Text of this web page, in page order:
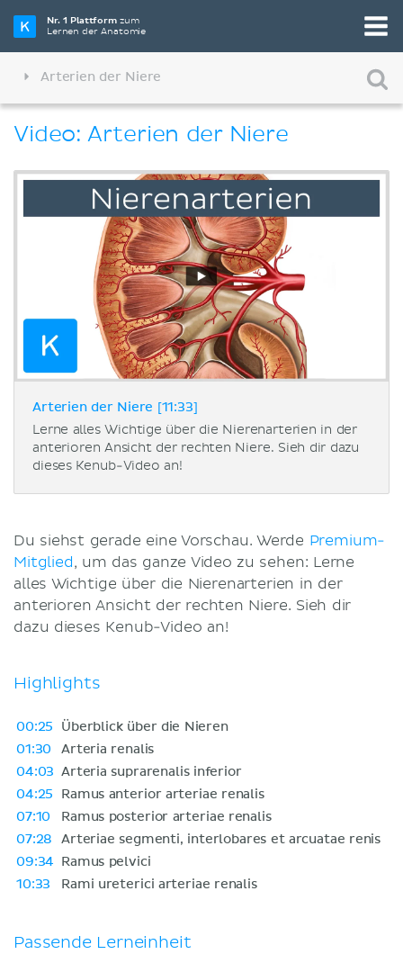
Nr. 1 Plattformzum
Lernen der Anatomie
Arterien der Niere
Video: Arterien der Niere
Arterien der Niere [11:33]
Lerne alles Wichtige über die Nierenarterien in der
anterioren Ansicht der rechten Niere. Sieh dir dazu
dieses Kenub-Video an!
Du siehst gerade eine Vorschau. Werde Premium-
Mitglied, um das ganze Video zu sehen: Lerne
alles Wichtige über die Nierenarterien in der
anterioren Ansicht der rechten Niere. Sieh dir
dazu dieses Kenub-Video an!
Highlights
00:25
Überblick über die Nieren
01:30
Arteria renalis
04:03
Arteria suprarenalis inferior
04:25
Ramus anterior arteriae renalis
07:10
Ramus posterior arteriae renalis
07:28
Arteriae segmenti, interlobares et arcuatae renis
09:34
Ramus pelvici
10:33
Rami ureterici arteriae renalis
Passende Lerneinheit